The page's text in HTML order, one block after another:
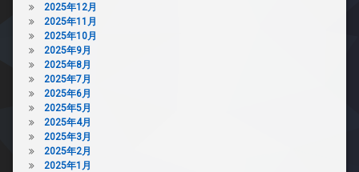
2025年12月
2025年11月
2025年10月
2025年9月
2025年8月
2025年7月
2025年6月
2025年5月
2025年4月
2025年3月
2025年2月
2025年1月